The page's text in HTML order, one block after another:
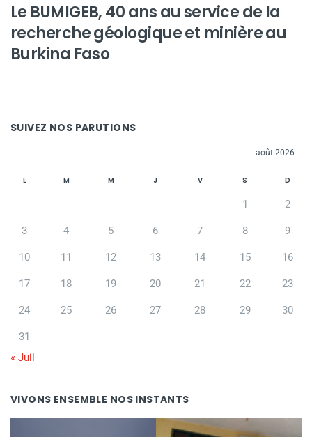
Le BUMIGEB, 40 ans au service de la
recherche géologique et minière au
Burkina Faso
SUIVEZ NOS PARUTIONS
août 2026
L M M J V S D
1 2
3 4 5 6 7 8 9
10 11 12 13 14 15 16
17 18 19 20 21 22 23
24 25 26 27 28 29 30
31
« Juil
VIVONS ENSEMBLE NOS INSTANTS